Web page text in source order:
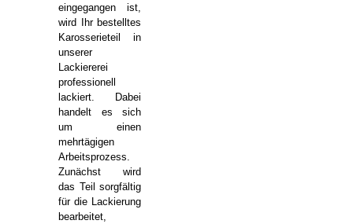
eingegangen ist,
wird Ihr bestelltes
Karosserieteil in
unserer
Lackiererei
professionell
lackiert. Dabei
handelt es sich
um einen
mehrtägigen
Arbeitsprozess.
Zunächst wird
das Teil sorgfältig
für die Lackierung
bearbeitet,